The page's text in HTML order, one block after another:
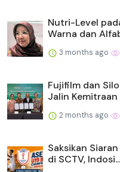
Nutri-Level
Warna dan
3 months ago
Fujifilm dan
Jalin Kemitraan
2 months ago
Saksikan
di SCTV, Indosi...